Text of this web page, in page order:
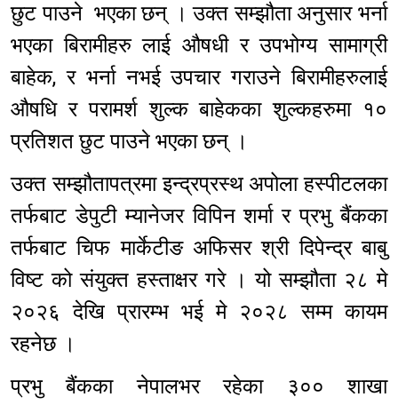
छुट पाउने भएका छन् । उक्त सम्झौता अनुसार भर्ना
भएका बिरामीहरु लाई औषधी र उपभोग्य सामाग्री
बाहेक, र भर्ना नभई उपचार गराउने बिरामीहरुलाई
औषधि र परामर्श शुल्क बाहेकका शुल्कहरुमा १०
प्रतिशत छुट पाउने भएका छन् ।
उक्त सम्झौतापत्रमा इन्द्रप्रस्थ अपोला हस्पीटलका
तर्फबाट डेपुटी म्यानेजर विपिन शर्मा र प्रभु बैंकका
तर्फबाट चिफ मार्केटीङ अफिसर श्री दिपेन्द्र बाबु
विष्ट को संयुक्त हस्ताक्षर गरे । यो सम्झौता २८ मे
२०२६ देखि प्रारम्भ भई मे २०२८ सम्म कायम
रहनेछ ।
प्रभु बैंकका नेपालभर रहेका ३०० शाखा